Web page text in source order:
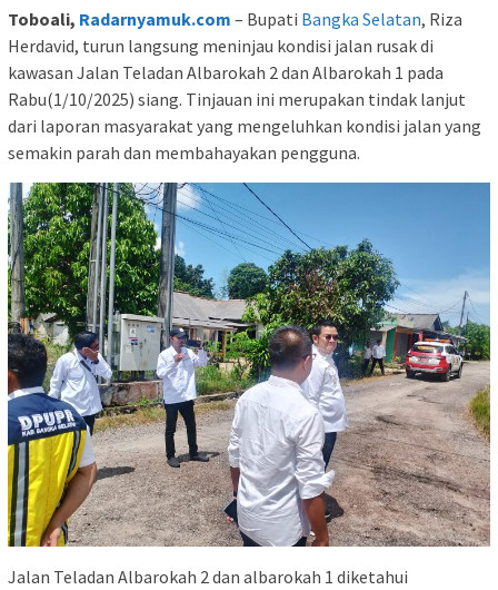
Toboali, Radarnyamuk.com – Bupati Bangka Selatan, Riza
Herdavid, turun langsung meninjau kondisi jalan rusak di
kawasan Jalan Teladan Albarokah 2 dan Albarokah 1 pada
Rabu(1/10/2025) siang. Tinjauan ini merupakan tindak lanjut
dari laporan masyarakat yang mengeluhkan kondisi jalan yang
semakin parah dan membahayakan pengguna.
Jalan Teladan Albarokah 2 dan albarokah 1 diketahui